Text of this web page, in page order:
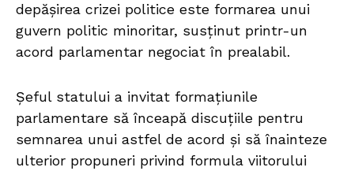
depășirea crizei politice este formarea unui
guvern politic minoritar, susținut printr-un
acord parlamentar negociat în prealabil.
Șeful statului a invitat formațiunile
parlamentare să înceapă discuțiile pentru
semnarea unui astfel de acord și să înainteze
ulterior propuneri privind formula viitorului